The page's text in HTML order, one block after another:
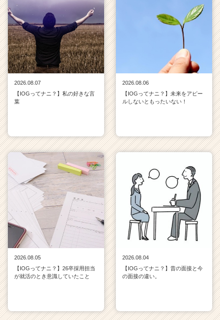
2026.08.07
【IOGってナニ？】私の好きな言
葉
2026.08.06
【IOGってナニ？】未来をアピー
ルしないともったいない！
2026.08.05
【IOGってナニ？】26卒採用担当
が就活のとき意識していたこと
2026.08.04
【IOGってナニ？】昔の面接と今
の面接の違い。